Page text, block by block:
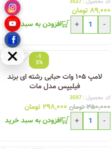
۸۹,۰۰۰تومان
-
+ افزودن به سبد خرید
-1
5%
لامپ ۱۰۵ وات حبابی رشته ای برند
فیلیپس مدل مات
کد محصول : 3597
۳۵۰,۰۰۰ تومان ۲۹۸,۰۰۰ تومان
-
+ افزودن به سبد خرید